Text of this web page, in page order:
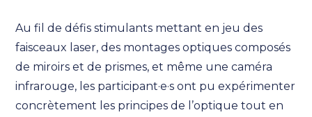
Au fil de défis stimulants mettant en jeu des
faisceaux laser, des montages optiques composés
de miroirs et de prismes, et même une caméra
infrarouge, les participant·e·s ont pu expérimenter
concrètement les principes de l’optique tout en